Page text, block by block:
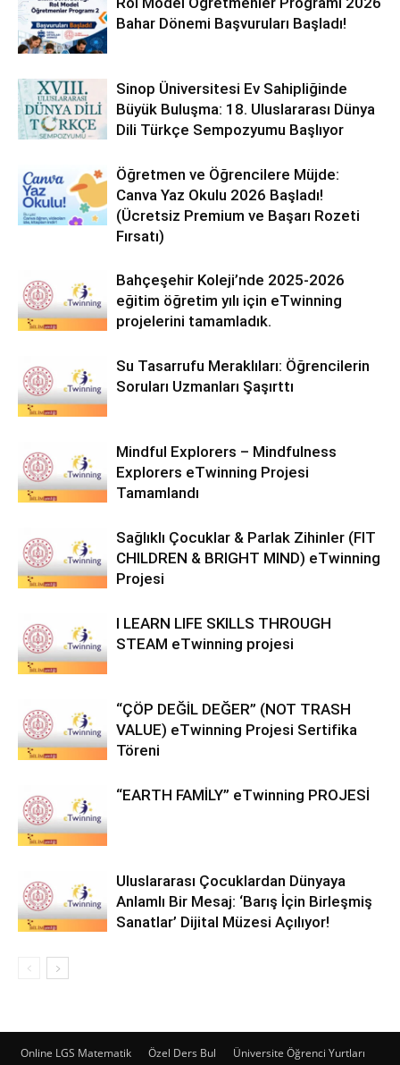
Bahar Dönemi Başvuruları Başladı!
Sinop Üniversitesi Ev Sahipliğinde
Büyük Buluşma: 18. Uluslararası Dünya
Dili Türkçe Sempozyumu Başlıyor
Öğretmen ve Öğrencilere Müjde:
Canva Yaz Okulu 2026 Başladı!
(Ücretsiz Premium ve Başarı Rozeti
Fırsatı)
Bahçeşehir Koleji’nde 2025-2026
eğitim öğretim yılı için eTwinning
projelerini tamamladık.
Su Tasarrufu Meraklıları: Öğrencilerin
Soruları Uzmanları Şaşırttı
Mindful Explorers – Mindfulness
Explorers eTwinning Projesi
Tamamlandı
Sağlıklı Çocuklar & Parlak Zihinler (FIT
CHILDREN & BRIGHT MIND) eTwinning
Projesi
I LEARN LIFE SKILLS THROUGH
STEAM eTwinning projesi
“ÇÖP DEĞİL DEĞER” (NOT TRASH
VALUE) eTwinning Projesi Sertifika
Töreni
“EARTH FAMİLY” eTwinning PROJESİ
Uluslararası Çocuklardan Dünyaya
Anlamlı Bir Mesaj: ‘Barış İçin Birleşmiş
Sanatlar’ Dijital Müzesi Açılıyor!
Online LGS Matematik Özel Ders Bul
Üniversite Öğrenci Yurtları